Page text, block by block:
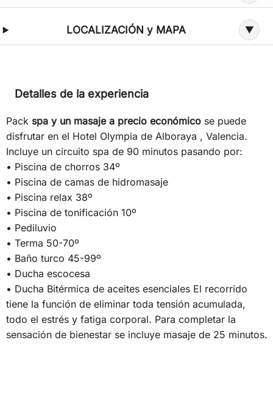
LOCALIZACIÓN y MAPA
Detalles de la experiencia
Pack spa y un masaje a precio económicose puede
disfrutar en el Hotel Olympia de Alboraya , Valencia.
Incluye un circuito spa de 90 minutos pasando por:
• Piscina de chorros 34º
• Piscina de camas de hidromasaje
• Piscina relax 38º
• Piscina de tonificación 10º
• Pediluvio
• Terma 50-70º
• Baño turco 45-99º
• Ducha escocesa
• Ducha Bitérmica de aceites esenciales El recorrido
tiene la función de eliminar toda tensión acumulada,
todo el estrés y fatiga corporal. Para completar la
sensación de bienestar se incluye masaje de 25 minutos.